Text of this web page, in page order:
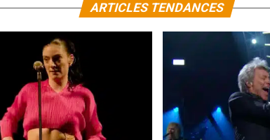
ARTICLES TENDANCES